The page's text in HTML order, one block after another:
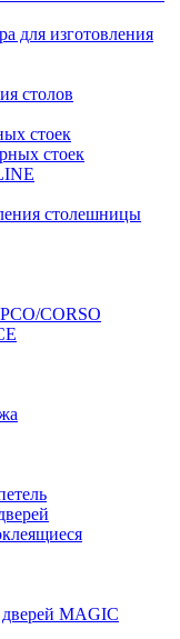
для изготовления
столов
стоек
стоек
столешницы
CORSO
MAGIC